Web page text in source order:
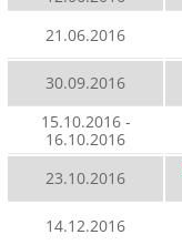
21.06.2016
30.09.2016
15.10.2016 -
16.10.2016
23.10.2016
14.12.2016